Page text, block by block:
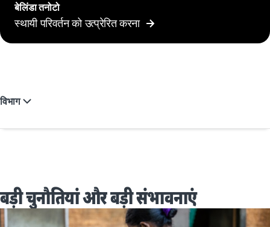
बेलिंडा तनोटो
स्थायी परिवर्तन को उत्प्रेरित करना
विभाग
बड़ी चुनौतियां और बड़ी संभावनाएं